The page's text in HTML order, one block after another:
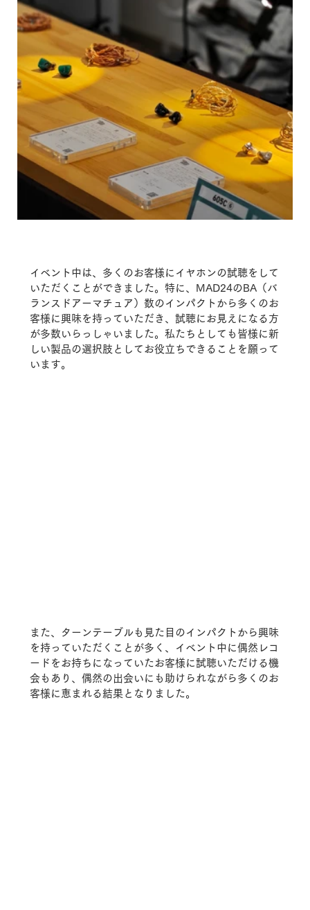
イベント中は、多くのお客様にイヤホンの試聴をして
いただくことができました。特に、MAD24のBA（バ
ランスドアーマチュア）数のインパクトから多くのお
客様に興味を持っていただき、試聴にお見えになる方
が多数いらっしゃいました。私たちとしても皆様に新
しい製品の選択肢としてお役立ちできることを願って
います。
また、ターンテーブルも見た目のインパクトから興味
を持っていただくことが多く、イベント中に偶然レコ
ードをお持ちになっていたお客様に試聴いただける機
会もあり、偶然の出会いにも助けられながら多くのお
客様に恵まれる結果となりました。